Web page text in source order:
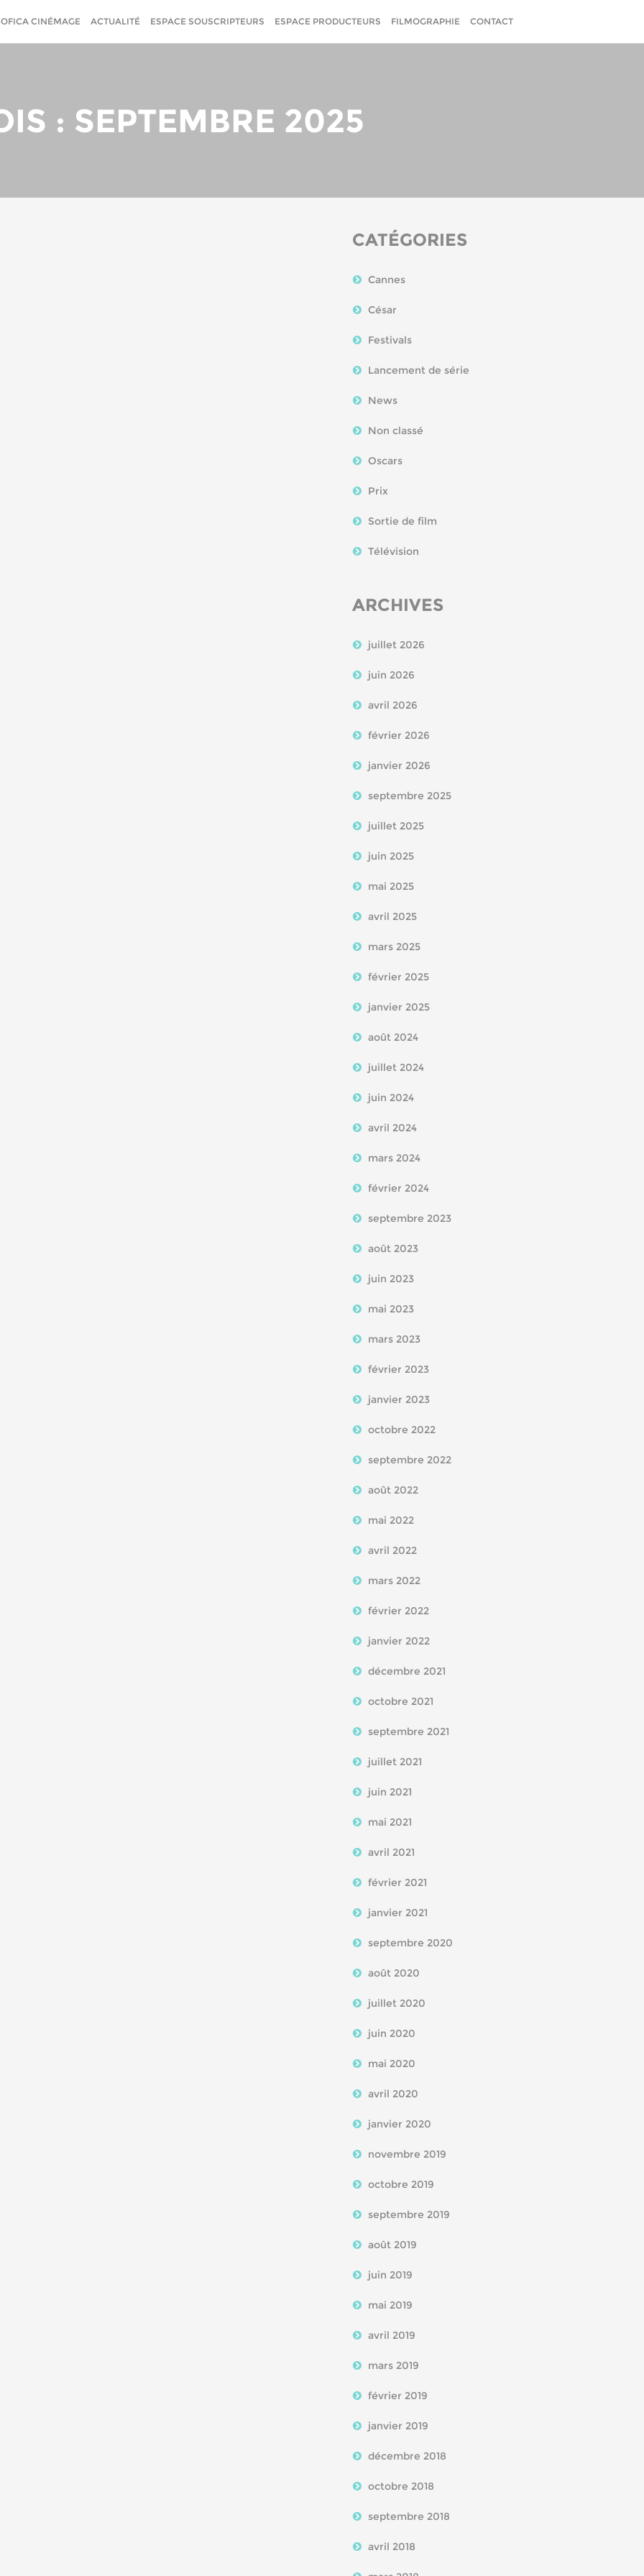
CINÉMAGE ACTUALITÉ ESPACE SOUSCRIPTEURS ESPACE PRODUCTEURS FILMOGRAPHIE CONTACT
: SEPTEMBRE 2025
CATÉGORIES
Cannes
César
Festivals
Lancement de série
News
Non classé
Oscars
Prix
Sortie de film
Télévision
ARCHIVES
juillet 2026
juin 2026
avril 2026
février 2026
janvier 2026
septembre 2025
juillet 2025
juin 2025
mai 2025
avril 2025
mars 2025
février 2025
janvier 2025
août 2024
juillet 2024
juin 2024
avril 2024
mars 2024
février 2024
septembre 2023
août 2023
juin 2023
mai 2023
mars 2023
février 2023
janvier 2023
octobre 2022
septembre 2022
août 2022
mai 2022
avril 2022
mars 2022
février 2022
janvier 2022
décembre 2021
octobre 2021
septembre 2021
juillet 2021
juin 2021
mai 2021
avril 2021
février 2021
janvier 2021
septembre 2020
août 2020
juillet 2020
juin 2020
mai 2020
avril 2020
janvier 2020
novembre 2019
octobre 2019
septembre 2019
août 2019
juin 2019
mai 2019
avril 2019
mars 2019
février 2019
janvier 2019
décembre 2018
octobre 2018
septembre 2018
avril 2018